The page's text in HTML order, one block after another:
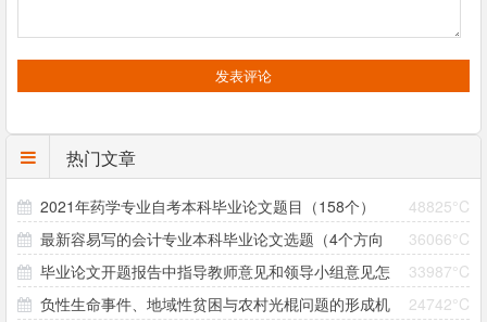
热门文章
48825°C
2021年药学专业自考本科毕业论文题目（158个）
36066°C
最新容易写的会计专业本科毕业论文选题（4个方向
33个题目）
33987°C
毕业论文开题报告中指导教师意见和领导小组意见怎
么写？
24742°C
负性生命事件、地域性贫困与农村光棍问题的形成机